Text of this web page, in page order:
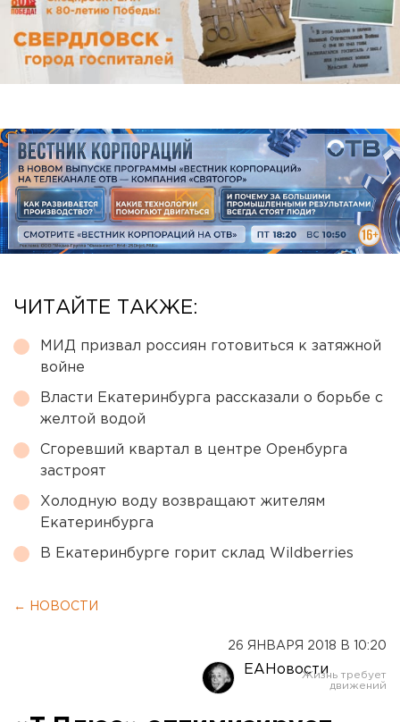
ЧИТАЙТЕ ТАКЖЕ:
МИД призвал россиян готовиться к затяжной
войне
Власти Екатеринбурга рассказали о борьбе с
желтой водой
Сгоревший квартал в центре Оренбурга
застроят
Холодную воду возвращают жителям
Екатеринбурга
В Екатеринбурге горит склад Wildberries
← НОВОСТИ
26 ЯНВАРЯ 2018 В 10:20
ЕАНовости